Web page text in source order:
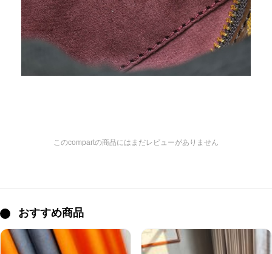
このcompartの商品にはまだレビューがありません
おすすめ商品